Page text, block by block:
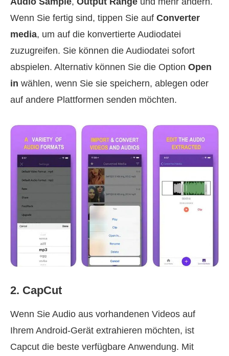
Wenn Sie fertig sind, tippen Sie auf Converter
media, um auf die konvertierte Audiodatei
zuzugreifen. Sie können die Audiodatei sofort
abspielen. Alternativ können Sie die Option Open
in wählen, wenn Sie sie speichern, ablegen oder
auf andere Plattformen senden möchten.
2. CapCut
Wenn Sie Audio aus vorhandenen Videos auf
Ihrem Android‑Gerät extrahieren möchten, ist
Capcut die beste verfügbare Anwendung. Mit